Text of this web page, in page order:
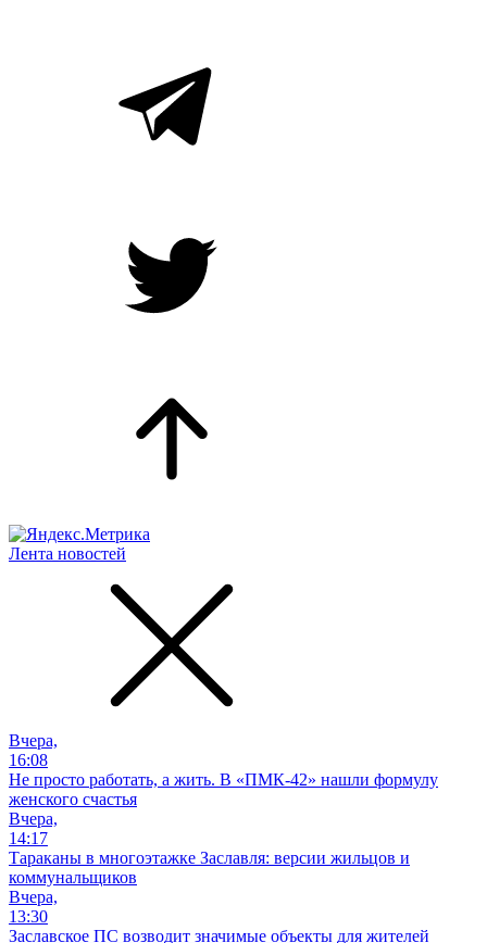
Лента новостей
Вчера,
16:08
Не просто работать, а жить. В «ПМК-42» нашли формулу
женского счастья
Вчера,
14:17
Тараканы в многоэтажке Заславля: версии жильцов и
коммунальщиков
Вчера,
13:30
Заславское ПС возводит значимые объекты для жителей